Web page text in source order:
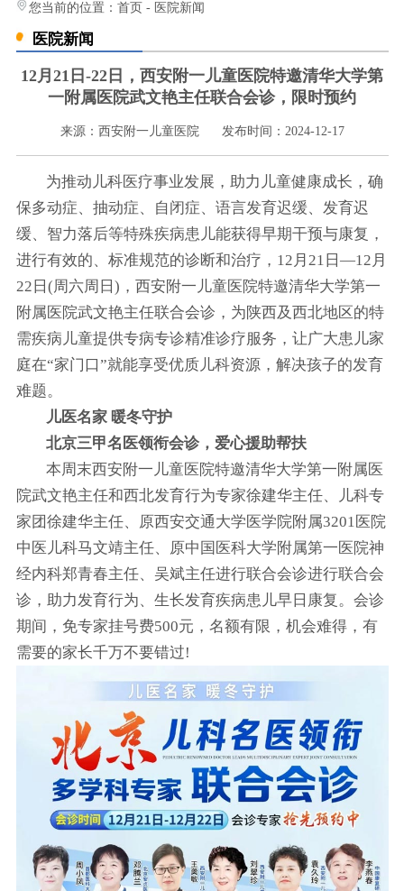
光影纪实
健康科普
联系我们
您当前的位置： 首页 - 医院新闻
医院新闻
12月21日-22日，西安附一儿童医院特邀清华大学第
一附属医院武文艳主任联合会诊，限时预约
来源：西安附一儿童医院 发布时间：2024-12-17
为推动儿科医疗事业发展，助力儿童健康成长，确
保多动症、抽动症、自闭症、语言发育迟缓、发育迟
缓、智力落后等特殊疾病患儿能获得早期干预与康复，
进行有效的、标准规范的诊断和治疗，12月21日—12月
22日(周六周日)，西安附一儿童医院特邀清华大学第一
附属医院武文艳主任联合会诊，为陕西及西北地区的特
需疾病儿童提供专病专诊精准诊疗服务，让广大患儿家
庭在“家门口”就能享受优质儿科资源，解决孩子的发育
难题。
儿医名家 暖冬守护
北京三甲名医领衔会诊，爱心援助帮扶
本周末西安附一儿童医院特邀清华大学第一附属医
院武文艳主任和西北发育行为专家徐建华主任、儿科专
家团徐建华主任、原西安交通大学医学院附属3201医院
中医儿科马文靖主任、原中国医科大学附属第一医院神
经内科郑青春主任、吴斌主任进行联合会诊进行联合会
诊，助力发育行为、生长发育疾病患儿早日康复。会诊
期间，免专家挂号费500元，名额有限，机会难得，有
需要的家长千万不要错过!